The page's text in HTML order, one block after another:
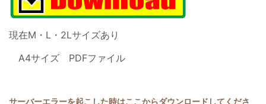
現在M・L・ 2Lサイズあり
A4サイズ PDFファイル
サーバーエラーを起こした時はここからダウンロードしてくださ